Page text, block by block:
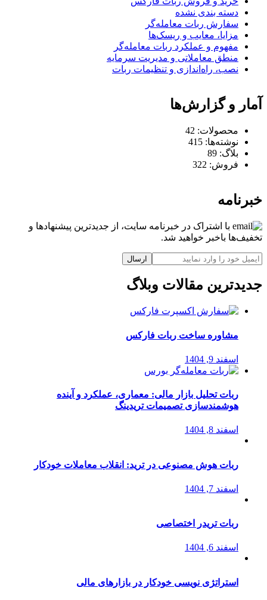
دسته بندی نشده
سفارش ربات معامله‌گر
مزایا، معایب و ریسک‌ها
مفهوم و عملکرد ربات معامله‌گر
منطق معاملاتی و مدیریت سرمایه
نصب، راه‌اندازی و تنظیمات ربات
آمار و گزارش‌ها
محصولات: 42
نوشته‌ها: 415
بلاگ: 89
فروش: 322
خبرنامه
با اشتراک در خبرنامه سایت، از جدیدترین پیشنهادها و
تخفیف‌ها باخبر خواهید شد.
ارسال
جدیدترین مقالات وبلاگ
مشاوره ساخت ربات فارکس
اسفند 9, 1404
ربات تحلیل بازار مالی: معماری، عملکرد و آینده
هوشمندسازی تصمیمات تریدینگ
اسفند 8, 1404
ربات هوش مصنوعی در ترید: انقلاب معاملات خودکار
اسفند 7, 1404
ربات تریدر اختصاصی
اسفند 6, 1404
استراتژی‌ نویسی خودکار در بازارهای مالی